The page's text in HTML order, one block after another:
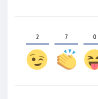
2 7 0